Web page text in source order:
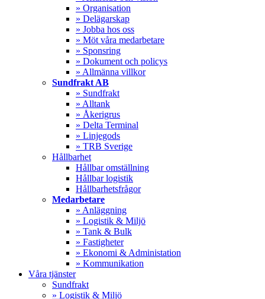
» Organisation
» Delägarskap
» Jobba hos oss
» Möt våra medarbetare
» Sponsring
» Dokument och policys
» Allmänna villkor
Sundfrakt AB
» Sundfrakt
» Alltank
» Åkerigrus
» Delta Terminal
» Linjegods
» TRB Sverige
Hållbarhet
Hållbar omställning
Hållbar logistik
Hållbarhetsfrågor
Medarbetare
» Anläggning
» Logistik & Miljö
» Tank & Bulk
» Fastigheter
» Ekonomi & Administation
» Kommunikation
Våra tjänster
Sundfrakt
» Logistik & Miljö